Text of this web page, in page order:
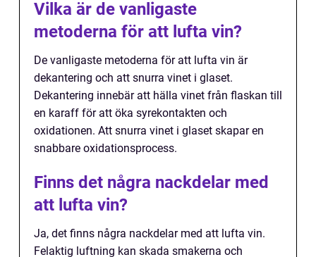
Vilka är de vanligaste
metoderna för att lufta vin?
De vanligaste metoderna för att lufta vin är
dekantering och att snurra vinet i glaset.
Dekantering innebär att hälla vinet från flaskan till
en karaff för att öka syrekontakten och
oxidationen. Att snurra vinet i glaset skapar en
snabbare oxidationsprocess.
Finns det några nackdelar med
att lufta vin?
Ja, det finns några nackdelar med att lufta vin.
Felaktig luftning kan skada smakerna och